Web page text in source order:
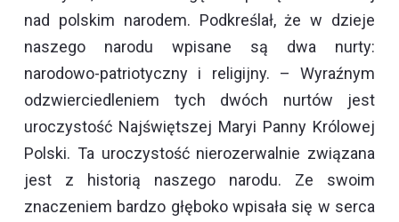
nad polskim narodem. Podkreślał, że w dzieje
naszego narodu wpisane są dwa nurty:
narodowo-patriotyczny i religijny. – Wyraźnym
odzwierciedleniem tych dwóch nurtów jest
uroczystość Najświętszej Maryi Panny Królowej
Polski. Ta uroczystość nierozerwalnie związana
jest z historią naszego narodu. Ze swoim
znaczeniem bardzo głęboko wpisała się w serca